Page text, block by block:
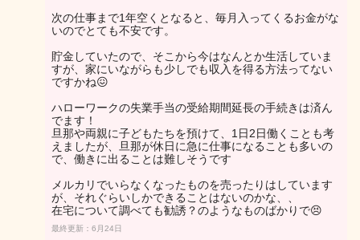
次の仕事まで1年空くとなると、毎月入ってくるお金がな
いのでとても不安です。
貯金していたので、そこから今はなんとか生活していま
すが、家にいながらも少しでも収入を得る方法ってない
ですかね😖
ハローワークの失業手当の受給期間延長の手続きは済ん
でます！
旦那や両親に子どもたちを預けて、1日2日働くことも考
えましたが、旦那が休日に急に仕事になることも多いの
で、働きに出ることは難しそうです
メルカリでいらなくなったものを売ったりはしています
が、それぐらいしかできることはないのかな、、
在宅について調べても勧誘？のようなものばかりで😣
最終更新：6月24日